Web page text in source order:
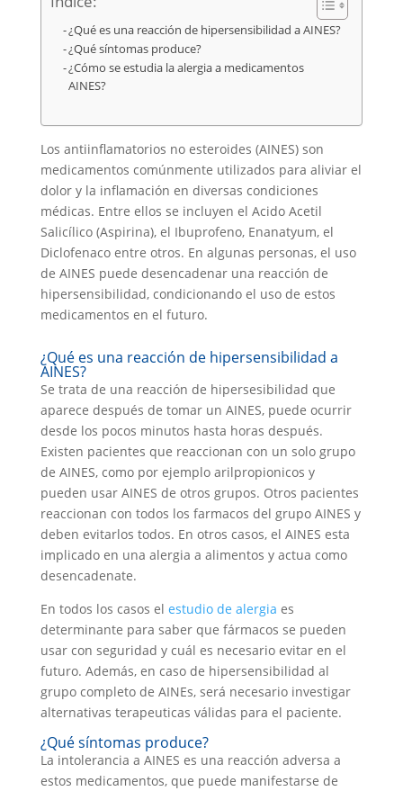
¿Qué es una reacción de hipersensibilidad a AINES?
¿Qué síntomas produce?
¿Cómo se estudia la alergia a medicamentos
AINES?
Los antiinflamatorios no esteroides (AINES) son
medicamentos comúnmente utilizados para aliviar el
dolor y la inflamación en diversas condiciones
médicas. Entre ellos se incluyen el Acido Acetil
Salicílico (Aspirina), el Ibuprofeno, Enanatyum, el
Diclofenaco entre otros. En algunas personas, el uso
de AINES puede desencadenar una reacción de
hipersensibilidad, condicionando el uso de estos
medicamentos en el futuro.
¿Qué es una reacción de hipersensibilidad a
AINES?
Se trata de una reacción de hipersesibilidad que
aparece después de tomar un AINES, puede ocurrir
desde los pocos minutos hasta horas después.
Existen pacientes que reaccionan con un solo grupo
de AINES, como por ejemplo arilpropionicos y
pueden usar AINES de otros grupos. Otros pacientes
reaccionan con todos los farmacos del grupo AINES y
deben evitarlos todos. En otros casos, el AINES esta
implicado en una alergia a alimentos y actua como
desencadenate.
En todos los casos el estudio de alergia es
determinante para saber que fármacos se pueden
usar con seguridad y cuál es necesario evitar en el
futuro. Además, en caso de hipersensibilidad al
grupo completo de AINEs, será necesario investigar
alternativas terapeuticas válidas para el paciente.
¿Qué síntomas produce?
La intolerancia a AINES es una reacción adversa a
estos medicamentos, que puede manifestarse de